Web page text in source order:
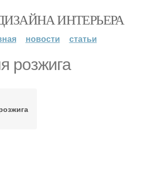
ИНТЕРЬЕРА
новости статьи
розжига